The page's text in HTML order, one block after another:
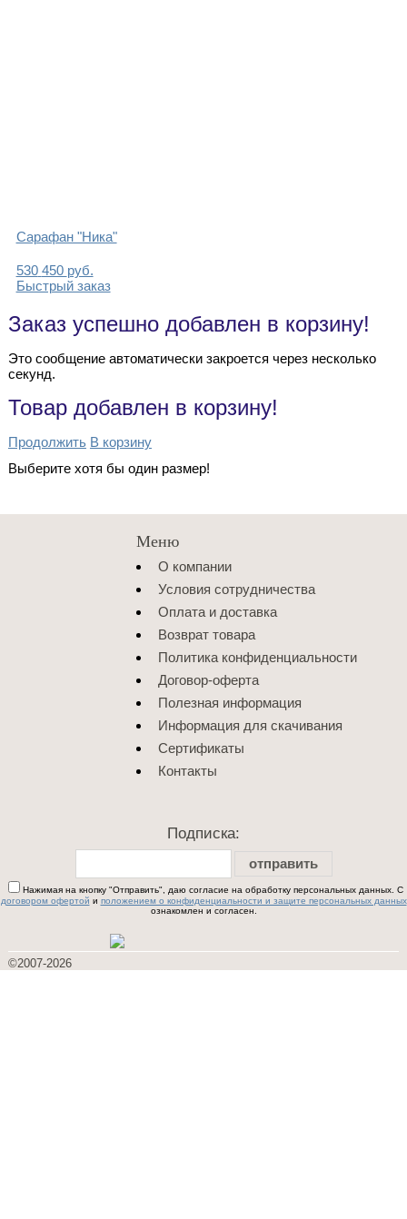
Сарафан "Ника"
530 450 руб.
Быстрый заказ
Заказ успешно добавлен в корзину!
Это сообщение автоматически закроется через несколько
секунд.
Товар добавлен в корзину!
Продолжить В корзину
Выберите хотя бы один размер!
Меню
О компании
Условия сотрудничества
Оплата и доставка
Возврат товара
Политика конфиденциальности
Договор-оферта
Полезная информация
Информация для скачивания
Сертификаты
Контакты
Подписка:
отправить
Нажимая на кнопку "Отправить", даю согласие на обработку персональных данных. С
договором офертой и положением о конфиденциальности и защите персональных данных
ознакомлен и согласен.
©2007-2026